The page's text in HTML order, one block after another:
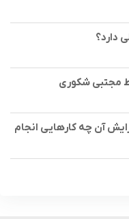
دارد؟
مجتبی شکوری
آن چه کارهایی انجام